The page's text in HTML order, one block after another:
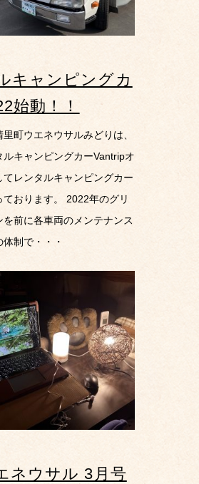
キャンピングカ
始動！！
町ウエネウサルみどりは、
ルキャンピングカーVantripオ
てレンタルキャンピングカー
ております。 2022年のグリ
を前に各車両のメンテナンス
制で・・・
ネウサル 3月号